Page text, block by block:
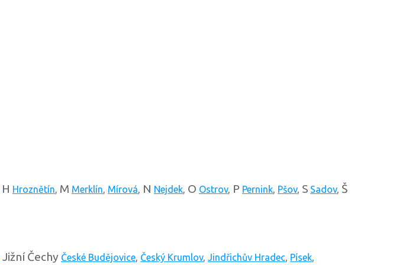
H Hroznětín, M Merklín, Mírová, N Nejdek, O Ostrov, P Pernink, Pšov, S Sadov, Š
Jižní Čechy České Budějovice, Český Krumlov, Jindřichův Hradec, Písek,